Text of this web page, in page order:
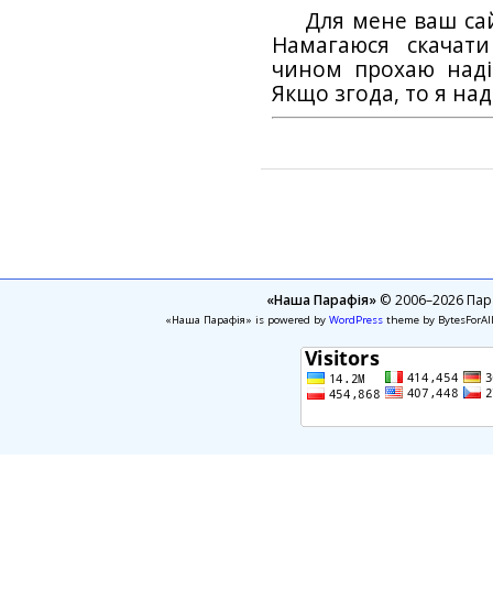
Для мене ваш
Намагаюся
чином прохаю
Якщо згода, то я
«Наша Парафія»© 2006–2026
«Наша Парафія» is powered by WordPresstheme by